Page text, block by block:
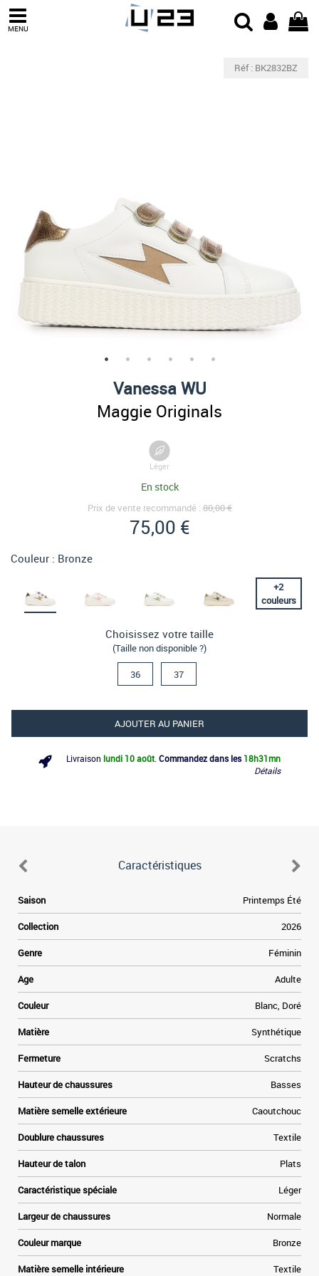
MENU
Réf : BK2832BZ
Vanessa WU
Maggie Originals
Léger
En stock
Prix de vente recommandé :80,00 €
75,00 €
Couleur : Bronze
+2
couleurs
Choisissez votre taille
(Taille non disponible ?)
36 37
AJOUTER AU PANIER
Livraison lundi 10 août Commandez dans les 18h31mn
Détails
Caractéristiques
Saison Printemps Été
Collection 2026
Genre Féminin
Age Adulte
Couleur Blanc, Doré
Matière Synthétique
Fermeture Scratchs
Hauteur de chaussures Basses
Matière semelle extérieure Caoutchouc
Doublure chaussures Textile
Hauteur de talon Plats
Caractéristique spéciale Léger
Largeur de chaussures Normale
Couleur marque Bronze
Matière semelle intérieure Textile